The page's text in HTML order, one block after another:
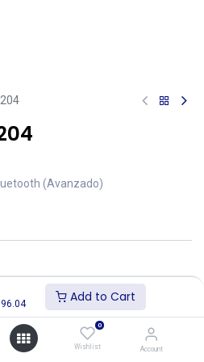
Add to Cart
0
Wishlist Account
(Avanzado)
Buy Now